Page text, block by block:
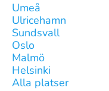
Umeå
Ulricehamn
Sundsvall
Oslo
Malmö
Helsinki
Alla platser